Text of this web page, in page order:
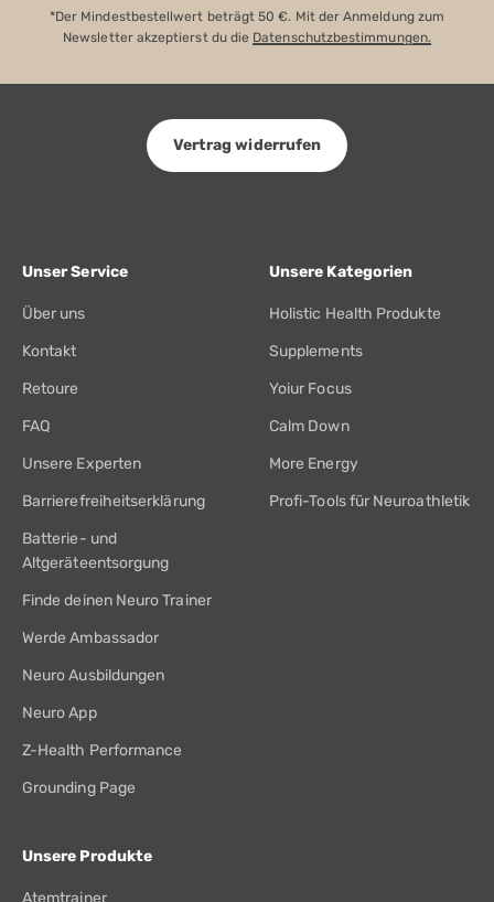
*Der Mindestbestellwert beträgt 50 €. Mit der Anmeldung zum
Newsletter akzeptierst du die Datenschutzbestimmungen.
Vertrag widerrufen
Unser Service
Über uns
Kontakt
Retoure
FAQ
Unsere Experten
Barrierefreiheitserklärung
Batterie- und
Altgeräteentsorgung
Finde deinen Neuro Trainer
Werde Ambassador
Neuro Ausbildungen
Neuro App
Z-Health Performance
Grounding Page
Unsere Kategorien
Holistic Health Produkte
Supplements
Yoiur Focus
Calm Down
More Energy
Profi-Tools für Neuroathletik
Unsere Produkte
Atemtrainer